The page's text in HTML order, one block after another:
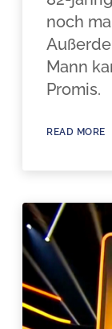
noch
Mann
Promis.
READ MORE